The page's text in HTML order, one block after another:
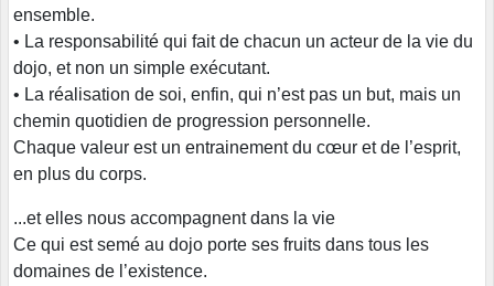
ensemble.
• La responsabilité qui fait de chacun un acteur de la vie du
dojo, et non un simple exécutant.
• La réalisation de soi, enfin, qui n’est pas un but, mais un
chemin quotidien de progression personnelle.
Chaque valeur est un entrainement du cœur et de l’esprit,
en plus du corps.
...et elles nous accompagnent dans la vie
Ce qui est semé au dojo porte ses fruits dans tous les
domaines de l’existence.